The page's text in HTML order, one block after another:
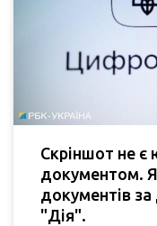
Скріншот не
документом.
документів
"Дія".